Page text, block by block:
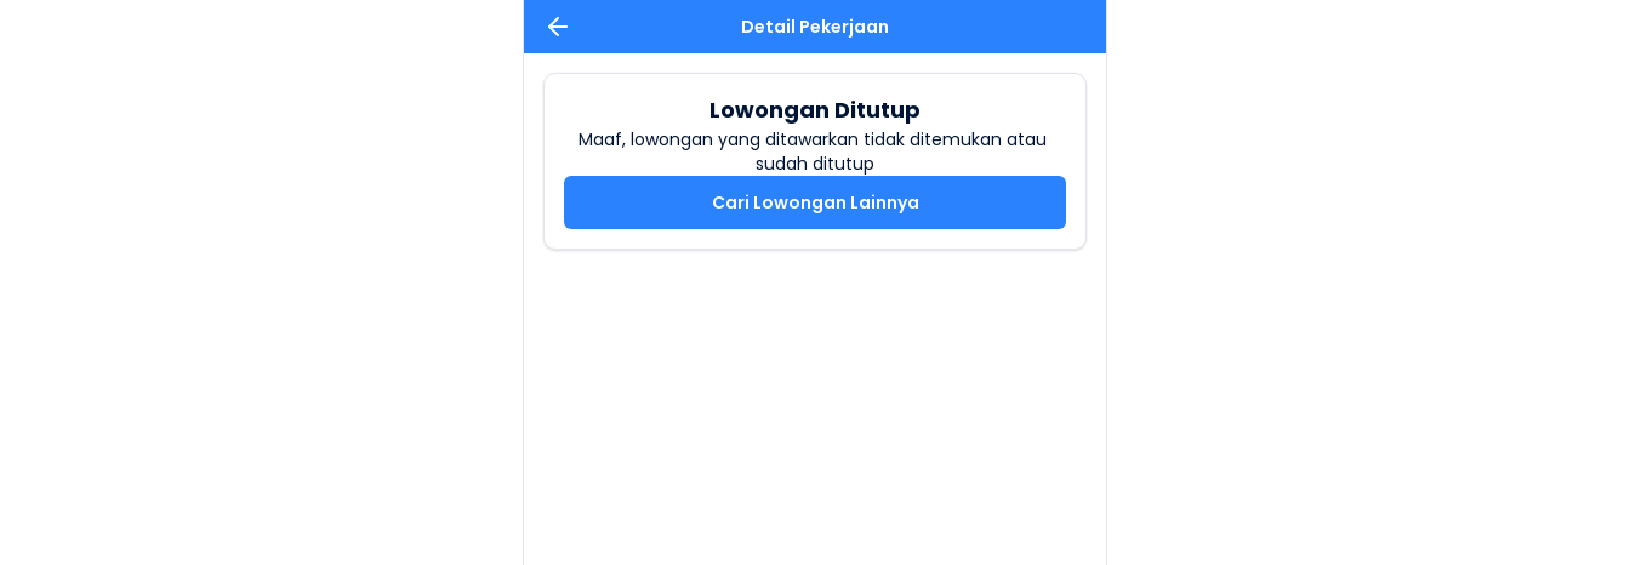
Detail Pekerjaan
Lowongan Ditutup
Maaf, lowongan yang ditawarkan tidak ditemukan atau
sudah ditutup
Cari Lowongan Lainnya